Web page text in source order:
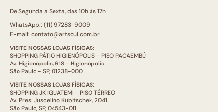
De Segunda a Sexta, das 10h às 17h
WhatsApp.: (11) 97283-9009
E-mail: contato@artsoul.com.br
VISITE NOSSAS LOJAS FÍSICAS:
SHOPPING PÁTIO HIGIENÓPOLIS - PISO PACAEMBÚ
Av. Higienópolis, 618 - Higienópolis
São Paulo - SP, 01238-000
VISITE NOSSAS LOJAS FÍSICAS:
SHOPPING JK IGUATEMI - PISO TÉRREO
Av. Pres. Juscelino Kubitschek, 2041
São Paulo, SP, 04543-011